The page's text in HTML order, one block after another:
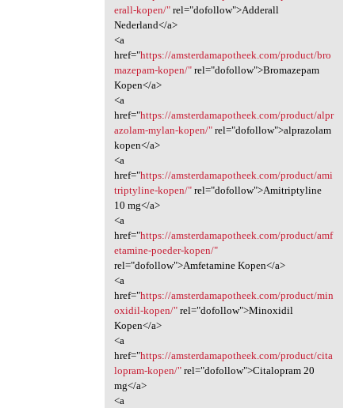
erall-kopen/"rel="dofollow">Adderall
Nederland</a>
<a
href="https://amsterdamapotheek.com/product/bro
mazepam-kopen/"rel="dofollow">Bromazepam
Kopen</a>
<a
href="https://amsterdamapotheek.com/product/alpr
azolam-mylan-kopen/"rel="dofollow">alprazolam
kopen</a>
<a
href="https://amsterdamapotheek.com/product/ami
triptyline-kopen/"rel="dofollow">Amitriptyline
10 mg</a>
<a
href="https://amsterdamapotheek.com/product/amf
etamine-poeder-kopen/"
rel="dofollow">Amfetamine Kopen</a>
<a
href="https://amsterdamapotheek.com/product/min
oxidil-kopen/"rel="dofollow">Minoxidil
Kopen</a>
<a
href="https://amsterdamapotheek.com/product/cita
lopram-kopen/"rel="dofollow">Citalopram 20
mg</a>
<a